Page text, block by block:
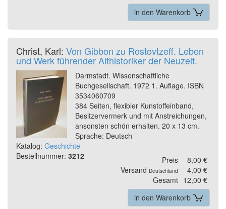
in den Warenkorb
Christ, Karl: Von Gibbon zu Rostovtzeff. Leben
und Werk führender Althistoriker der Neuzeit.
Darmstadt. Wissenschaftliche
Buchgesellschaft. 1972 1. Auflage. ISBN
3534060709
384 Seiten, flexibler Kunstoffeinband,
Besitzervermerk und mit Anstreichungen,
ansonsten schön erhalten. 20 x 13 cm.
Sprache: Deutsch
Katalog: Geschichte
Bestellnummer: 3212 Preis
8,00 €
Versand Deutschland
4,00 €
Gesamt 12,00 €
in den Warenkorb